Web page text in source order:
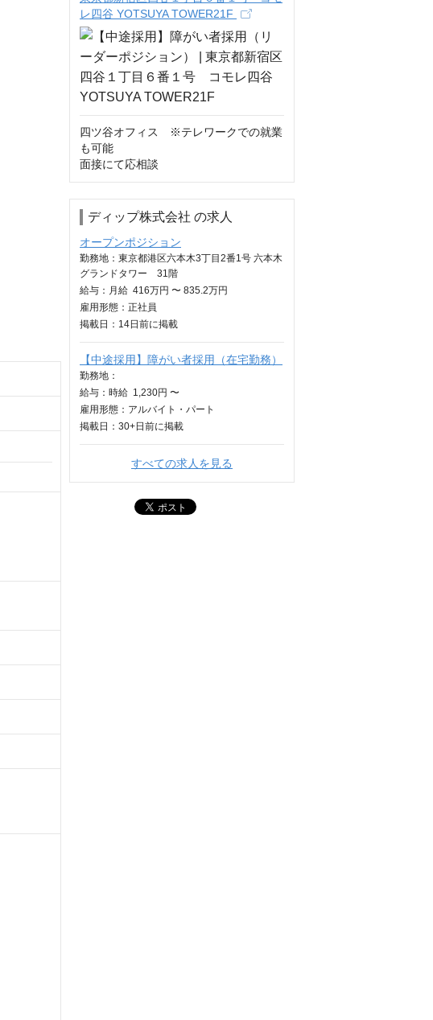
レ四谷 YOTSUYA TOWER21F
四ツ谷オフィス　※テレワークでの就業
も可能
面接にて応相談
ディップ株式会社 の求人
オープンポジション
勤務地：東京都港区六本木3丁目2番1号 六本木
グランドタワー 31階
給与： 月給 416万円 〜 835.2万円
雇用形態：正社員
掲載日： 14日 前に掲載
【中途採用】障がい者採用（在宅勤務）
勤務地：
給与： 時給 1,230円 〜
雇用形態：アルバイト・パート
掲載日： 30+日 前に掲載
すべての求人を見る